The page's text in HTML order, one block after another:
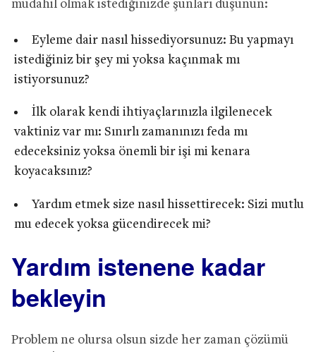
müdahil olmak istediğinizde şunları düşünün:
Eyleme dair nasıl hissediyorsunuz: Bu yapmayı
istediğiniz bir şey mi yoksa kaçınmak mı
istiyorsunuz?
İlk olarak kendi ihtiyaçlarınızla ilgilenecek
vaktiniz var mı: Sınırlı zamanınızı feda mı
edeceksiniz yoksa önemli bir işi mi kenara
koyacaksınız?
Yardım etmek size nasıl hissettirecek: Sizi mutlu
mu edecek yoksa gücendirecek mi?
Yardım istenene kadar
bekleyin
Problem ne olursa olsun sizde her zaman çözümü